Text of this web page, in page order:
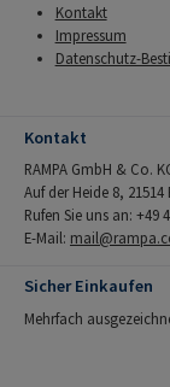
Kontakt
Impressum
Datenschutz-
Kontakt
RAMPA GmbH & Co.
Auf der Heide 8,
Rufen Sie uns an: +49
E-Mail:
Sicher Einkaufen
Mehrfach